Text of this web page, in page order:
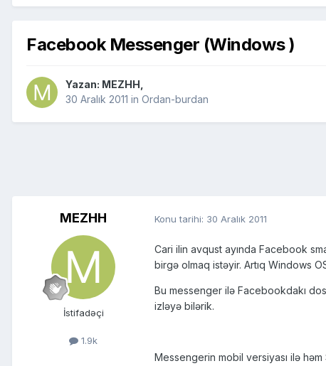
Facebook Messenger (Windows )
Yazan: MEZHH
30 Aralık 2011 in Ordan-burdan
MEZHH
İstifadəçi
1.9k
Konu tarihi: 30 Aralık 2011
Cari ilin avqust ayında Facebook
birgə olmaq istəyir. Artıq Windows
Bu messenger ilə Facebookdakı
izləyə bilərik.
Messengerin mobil versiyası ilə